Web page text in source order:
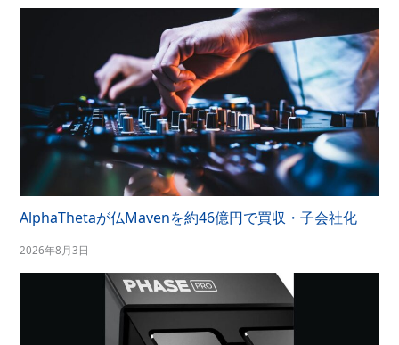
AlphaThetaが仏Mavenを約46億円で買収・子会社化
2026年8月3日